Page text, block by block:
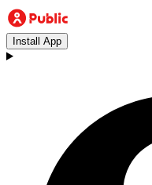
Install App